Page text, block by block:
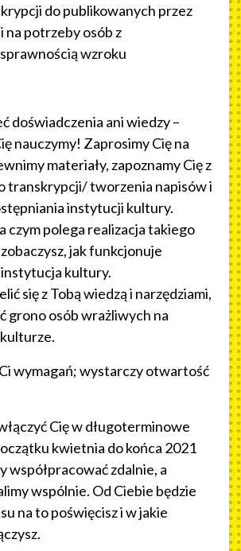
do publikowanych przez
na potrzeby osób z
wzroku
doświadczenia ani wiedzy –
nauczymy! Zaprosimy Cię na
materiały, zapoznamy Cię z
transkrypcji/ tworzenia napisów i
instytucji kultury.
czym polega realizacja takiego
jak funkcjonuje
kultury.
się z Tobą wiedzą i narzędziami,
grono osób wrażliwych na
wymagań; wystarczy otwartość
Cię w długoterminowe
kwietnia do końca 2021
współpracować zdalnie, a
wspólnie. Od Ciebie będzie
na to poświęcisz i w jakie